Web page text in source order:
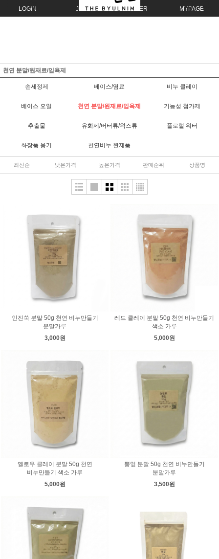
LOGIN JOIN ORDER MYPAGE
천연 분말/원재료/입욕제
손세정제 베이스/염료 비누 클레이
베이스 오일 천연 분말/원재료/입욕제 기능성 첨가제
추출물 유화제/버터류/왁스류 플로럴 워터
화장품 용기 천연비누 완제품
최신순 낮은가격 높은가격 판매순위 상품명
인진쑥 분말 50g 천연 비누만들기
분말가루
3,000원
레드 클레이 분말 50g 천연 비누만들기
색소 가루
5,000원
옐로우 클레이 분말 50g 천연
비누만들기 색소 가루
5,000원
뽕잎 분말 50g 천연 비누만들기
분말가루
3,500원